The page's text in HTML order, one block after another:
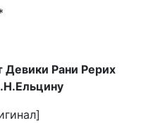
Девики Рани Рерих